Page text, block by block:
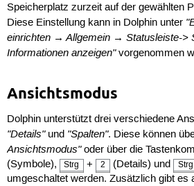
Speicherplatz zurzeit auf der gewählten
Diese Einstellung kann in Dolphin unter
einrichten → Allgemein → Statusleiste->
Informationen anzeigen"vorgenommen
Ansichtsmodus
Dolphin unterstützt drei verschiedene
"Details"und "Spalten". Diese können
Ansichtsmodus"oder über die
(Symbole), Strg + 2 (Details) und Strg
umgeschaltet werden. Zusätzlich gibt es